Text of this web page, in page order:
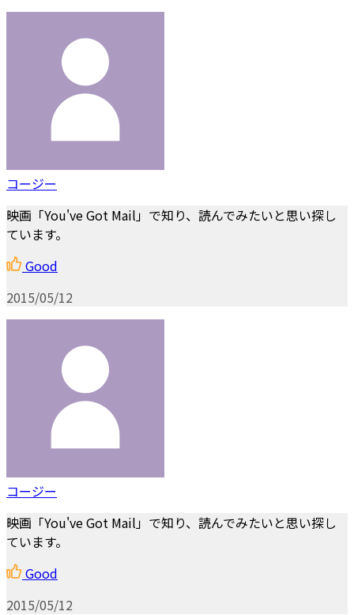
コージー
映画「You've Got Mail」で知り、読んでみたいと思い探し
ています。
Good
2015/05/12
コージー
映画「You've Got Mail」で知り、読んでみたいと思い探し
ています。
Good
2015/05/12